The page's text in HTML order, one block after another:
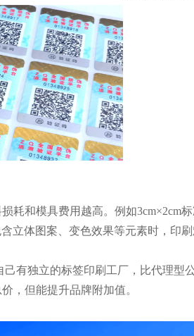
耗和模具费用越高。例如3cm×2cm
立体图案、变色效果等元素时，印刷
有独立的标签印刷工厂，比代理型
，但能提升品牌附加值。